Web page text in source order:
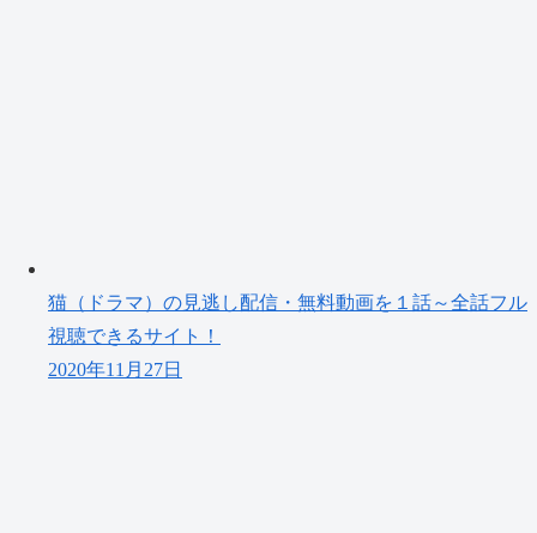
猫（ドラマ）の見逃し配信・無料動画を１話～全話フル
視聴できるサイト！
2020年11月27日